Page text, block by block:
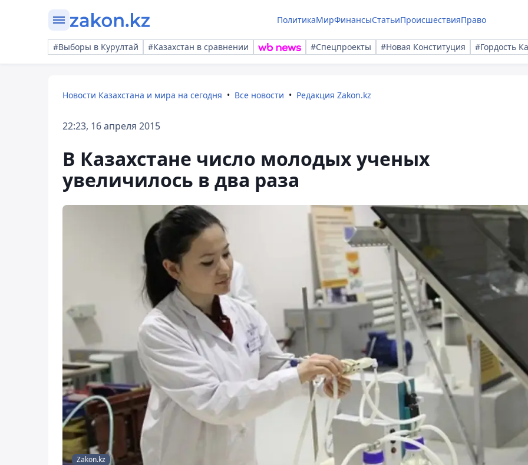
ПолитикаМирФинансыСтатьиПроисшествияПраво
#Выборы в Курултай #Казахстан в сравнении #Спецпроекты #Новая Конституция #Гордость
Новости Казахстана и мира на сегодня Все новости Редакция Zakon.kz
22:23, 16 апреля 2015
В Казахстане число молодых ученых
увеличилось в два раза
Zakon.kz